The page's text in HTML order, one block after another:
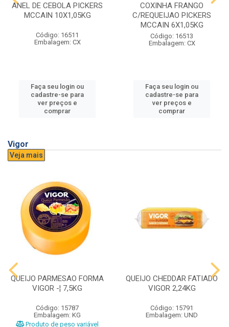
ANEL DE CEBOLA PICKERS
MCCAIN 10X1,05KG
Código: 16511
Embalagem: CX
Faça seu login ou
cadastre-se para
ver preços e
comprar
COXINHA FRANGO
C/REQUEIJAO PICKERS
MCCAIN 6X1,05KG
Código: 16513
Embalagem: CX
Faça seu login ou
cadastre-se para
ver preços e
comprar
Vigor
Veja mais
QUEIJO PARMESAO FORMA
VIGOR -¦ 7,5KG
Código: 15787
Embalagem: KG
Produto de peso variável
QUEIJO CHEDDAR FATIADO
VIGOR 2,24KG
Código: 15791
Embalagem: UND